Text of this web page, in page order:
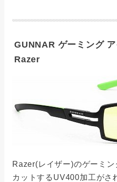
GUNNAR ゲーミング
Razer
Razer(レイザー)のゲーミ
カットするUV400加工がさ